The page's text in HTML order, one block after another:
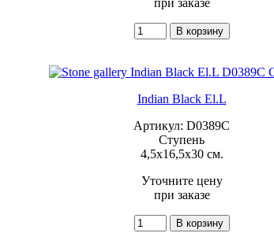
Indian Black El.L
Артикул: D0389C
Ступень
4,5x16,5x30 см.
Уточните цену
при заказе